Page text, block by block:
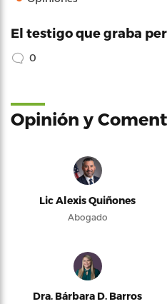
El testigo que graba
0
Opinión y
Lic Alexis Quiñones
Abogado
Dra. Bárbara D. Barros